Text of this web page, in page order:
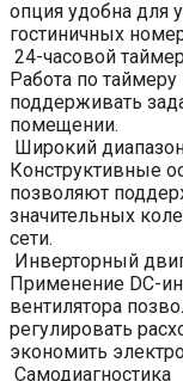
опция удобна для
гостиничных
24-часовой таймер
Работа по
поддерживать
помещении.
Широкий
Конструктивные
позволяют
значительных
сети.
Инверторный
Применение DC-
вентилятора
регулировать
экономить
Самодиагностика